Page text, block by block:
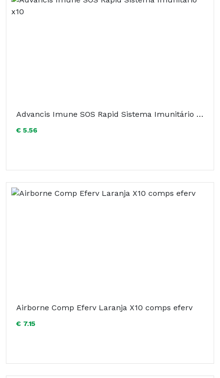
Advancis Imune SOS Rapid Sistema Imunitário x10
€ 5.56
Airborne Comp Eferv Laranja X10 comps eferv
€ 7.15